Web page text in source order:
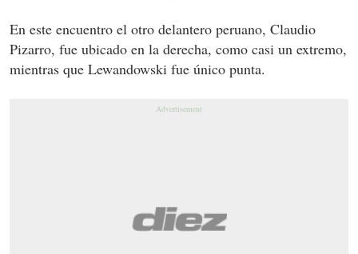
En este encuentro el otro delantero peruano, Claudio
Pizarro, fue ubicado en la derecha, como casi un extremo,
mientras que Lewandowski fue único punta.